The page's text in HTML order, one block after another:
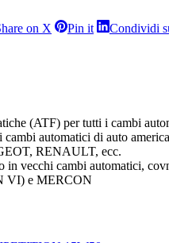
on X Condividi
Pin itCondividi
Condividi
(ATF) per tutti i cambi
cambi automatici di auto
RENAULT, ecc.
in vecchi cambi automatici,
VI) e MERCON